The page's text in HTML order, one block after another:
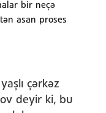
bir neçə
asan proses
çərkəz
deyir ki, bu